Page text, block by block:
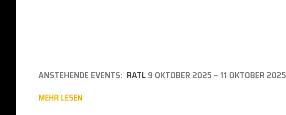
ANSTEHENDE EVENTS: RATL9 OKTOBER 2025 – 11 OKTOBER 2025
MEHR LESEN